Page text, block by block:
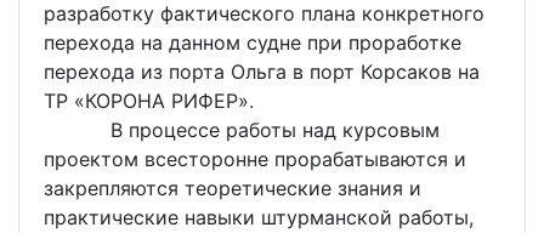
разработку фактического плана конкретного
перехода на данном судне при проработке
перехода из порта Ольга в порт Корсаков на
ТР «КОРОНА РИФЕР».
В процессе работы над курсовым
проектом всесторонне прорабатываются и
закрепляются теоретические знания и
практические навыки штурманской работы,